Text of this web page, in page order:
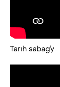
Tarıh sabaǵy